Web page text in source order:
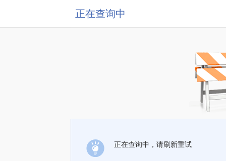
正在查询中
正在查询中，请刷新重试